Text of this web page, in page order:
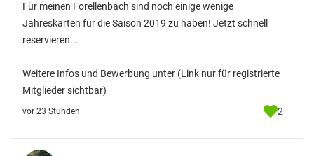
Für meinen Forellenbach sind noch einige wenige
Jahreskarten für die Saison 2019 zu haben! Jetzt schnell
reservieren...
Weitere Infos und Bewerbung unter (Link nur für registrierte
Mitglieder sichtbar)
vor 23 Stunden 2